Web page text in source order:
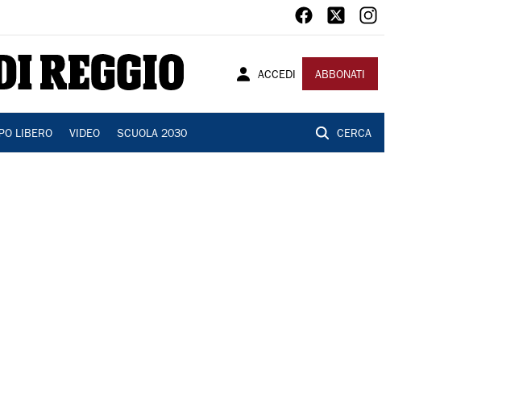
ACCEDI ABBONATI
LIBERO VIDEO SCUOLA 2030 CERCA